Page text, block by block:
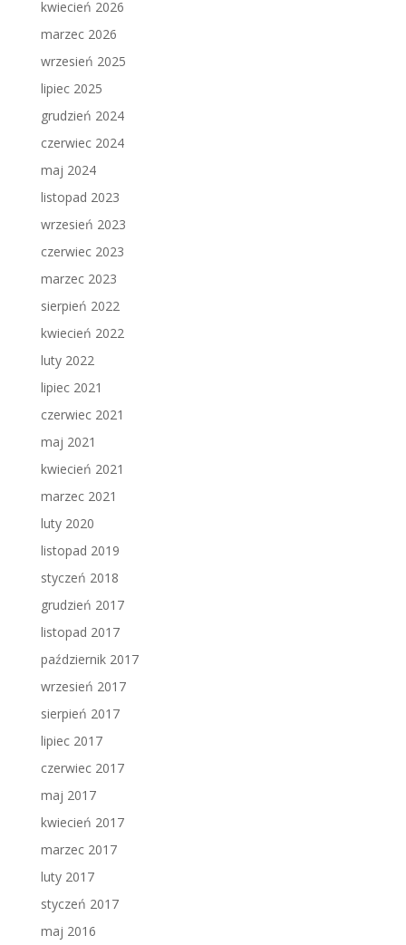
kwiecień 2026
marzec 2026
wrzesień 2025
lipiec 2025
grudzień 2024
czerwiec 2024
maj 2024
listopad 2023
wrzesień 2023
czerwiec 2023
marzec 2023
sierpień 2022
kwiecień 2022
luty 2022
lipiec 2021
czerwiec 2021
maj 2021
kwiecień 2021
marzec 2021
luty 2020
listopad 2019
styczeń 2018
grudzień 2017
listopad 2017
październik 2017
wrzesień 2017
sierpień 2017
lipiec 2017
czerwiec 2017
maj 2017
kwiecień 2017
marzec 2017
luty 2017
styczeń 2017
maj 2016